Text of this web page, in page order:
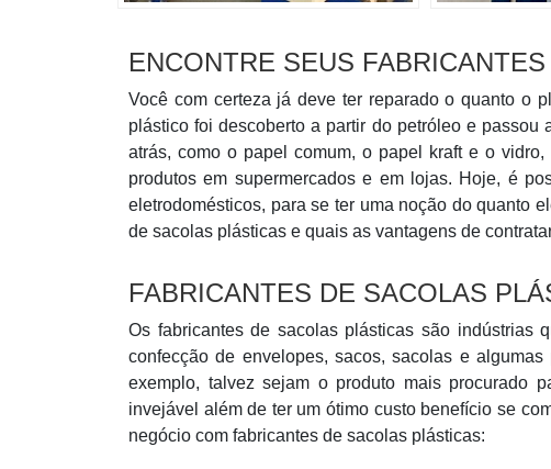
ENCONTRE SEUS
Você com certeza já deve ter reparado o quanto o
plástico foi descoberto a partir do petróleo e
atrás, como o papel comum, o papel kraft e o
produtos em supermercados e em lojas. Hoje, é
eletrodomésticos, para se ter uma noção do quanto
de sacolas plásticas e quais as vantagens de
FABRICANTES DE SACOLAS
Os fabricantes de sacolas plásticas são indústrias
confecção de envelopes, sacos, sacolas e
exemplo, talvez sejam o produto mais procurado
invejável além de ter um ótimo custo benefício se
negócio com fabricantes de sacolas plásticas: